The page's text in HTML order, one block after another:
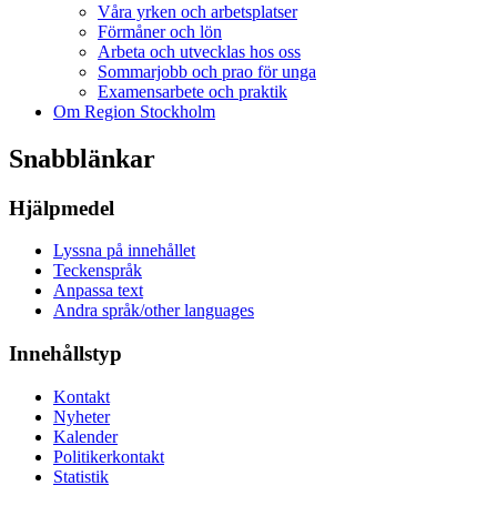
Våra yrken och arbetsplatser
Förmåner och lön
Arbeta och utvecklas hos oss
Sommarjobb och prao för unga
Examensarbete och praktik
Om Region Stockholm
Snabblänkar
Hjälpmedel
Lyssna på innehållet
Teckenspråk
Anpassa text
Andra språk/other languages
Innehållstyp
Kontakt
Nyheter
Kalender
Politikerkontakt
Statistik